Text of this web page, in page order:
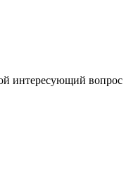
интересующий вопрос